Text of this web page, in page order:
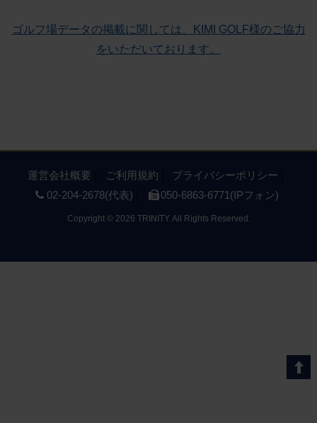
ゴルフ場データの掲載に関しては、KIMI GOLF様のご協力
をいただいております。
運営会社概要 ご利用規約
プライバシーポリシー
02-204-2678(代表)
050-6863-6771(IPフォン)
Copyright ©2026 TRINITY. All Rights Reserved.